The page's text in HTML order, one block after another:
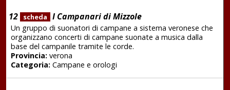
12 scheda I Campanari di Mizzole
Un gruppo di suonatori di campane a sistema veronese che
organizzano concerti di campane suonate a musica dalla
base del campanile tramite le corde.
Provincia:verona
Categoria:Campane e orologi